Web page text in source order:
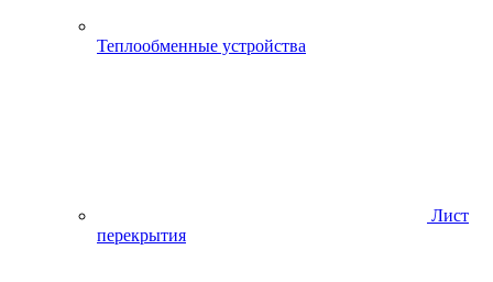
Теплообменные устройства
Лист
перекрытия